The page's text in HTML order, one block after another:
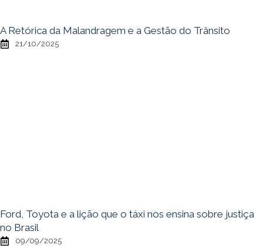
A Retórica da Malandragem e a Gestão do Trânsito
21/10/2025
Ford, Toyota e a lição que o táxi nos ensina sobre justiça
no Brasil
09/09/2025